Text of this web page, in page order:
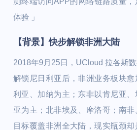
体验 」
【背景】快步解锁非洲大陆
2018年9月25日，UCloud 拉各斯
解锁尼日利亚后，非洲业务板块愈
利亚、加纳为主；东非以肯尼亚
亚为主；北非埃及、摩洛哥；南
目标覆盖非洲全大陆，现实瓶颈